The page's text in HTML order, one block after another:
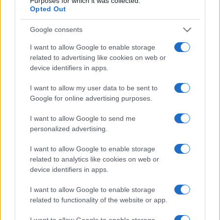
Opted Out
Google consents
I want to allow Google to enable storage
related to advertising like cookies on web or
device identifiers in apps.
I want to allow my user data to be sent to
Google for online advertising purposes.
I want to allow Google to send me
personalized advertising.
I want to allow Google to enable storage
related to analytics like cookies on web or
device identifiers in apps.
I want to allow Google to enable storage
related to functionality of the website or app.
giornalistiostili alla Russia e vandalizzare
monumenti e memoriali anticomunisti, opposti a
una visione della storia che ormai santifica l’Urss.
Queste infiltrazioni stanno durando da anni. Nel
marzo del 2023, un altro gruppo di sospetti
caso pianificavanoattentati contro la rete
incidenti ferroviari, per i quali è sospetto il
sabotaggio russo.
Sempre per seminare il caos nel sistema
ferroviario, la Russia usa anche mezzi più
sofisticati e meno rischiosi, quando colpisce le
aziende ferroviarie, le stazioni e le infrastrutture
dei trasporti con
cyberattacchi
, senza neppure